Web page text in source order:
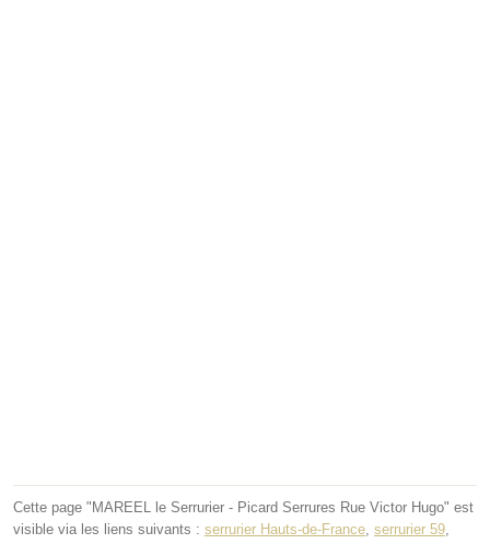
Cette page "MAREEL le Serrurier - Picard Serrures Rue Victor Hugo" est
visible via les liens suivants : serrurier Hauts-de-France serrurier 59